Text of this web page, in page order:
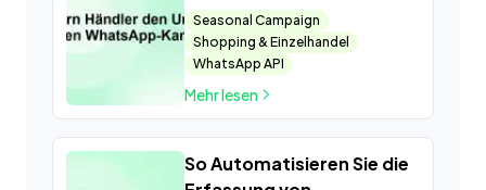
WhatsApp-Kampagnen
Seasonal Campaign
Shopping & Einzelhandel
WhatsApp API
Mehr lesen
So Automatisieren Sie die